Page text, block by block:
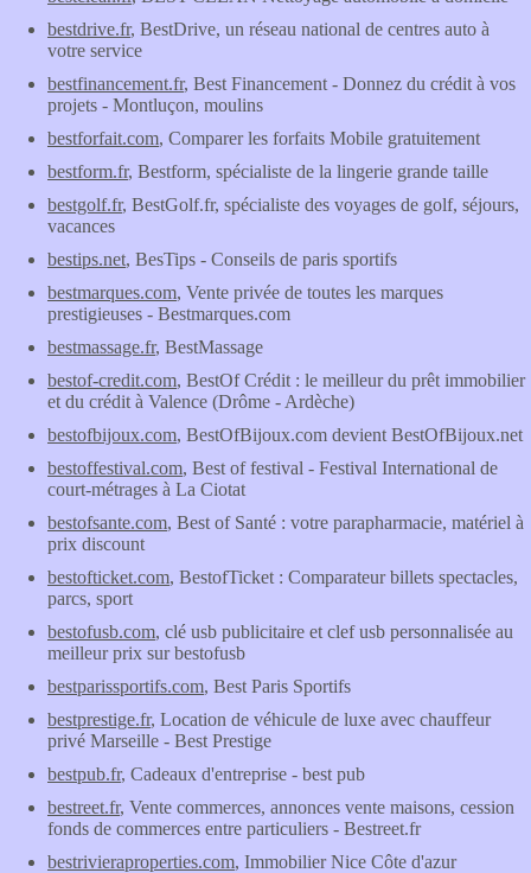
bestdrive.fr, BestDrive, un réseau national de centres auto à
votre service
bestfinancement.fr, Best Financement - Donnez du crédit à vos
projets - Montluçon, moulins
bestforfait.com, Comparer les forfaits Mobile gratuitement
bestform.fr, Bestform, spécialiste de la lingerie grande taille
bestgolf.fr, BestGolf.fr, spécialiste des voyages de golf, séjours,
vacances
bestips.net, BesTips - Conseils de paris sportifs
bestmarques.com, Vente privée de toutes les marques
prestigieuses - Bestmarques.com
bestmassage.fr, BestMassage
bestof-credit.com, BestOf Crédit : le meilleur du prêt immobilier
et du crédit à Valence (Drôme - Ardèche)
bestofbijoux.com, BestOfBijoux.com devient BestOfBijoux.net
bestoffestival.com, Best of festival - Festival International de
court-métrages à La Ciotat
bestofsante.com, Best of Santé : votre parapharmacie, matériel à
prix discount
bestofticket.com, BestofTicket : Comparateur billets spectacles,
parcs, sport
bestofusb.com, clé usb publicitaire et clef usb personnalisée au
meilleur prix sur bestofusb
bestparissportifs.com, Best Paris Sportifs
bestprestige.fr, Location de véhicule de luxe avec chauffeur
privé Marseille - Best Prestige
bestpub.fr, Cadeaux d'entreprise - best pub
bestreet.fr, Vente commerces, annonces vente maisons, cession
fonds de commerces entre particuliers - Bestreet.fr
bestrivieraproperties.com, Immobilier Nice Côte d'azur